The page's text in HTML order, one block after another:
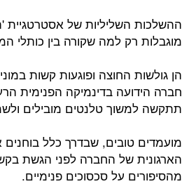
ההשלכות השליליות של אסטרטגיית
מוגבלות רק למה שקורה בין כותלי
הן גולשות החוצה ופוגעות קשות
חברה הידועה בדינמיקה הפנימית
תתקשה למשוך טלנטים מובילים
מועמדים טובים, שבדרך כלל
הארגונית של החברה לפני הגשת
מהסיפורים על סכסוכים פנימיים.